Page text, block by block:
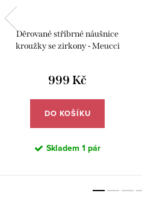
Děrované stříbrné náušnice
kroužky se zirkony - Meucci
999 Kč
DO KOŠÍKU
Skladem 1 pár